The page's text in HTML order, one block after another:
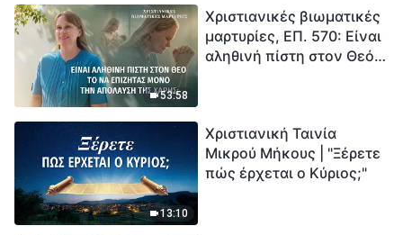
εξαφάνισης». Οι
καταστροφές χτυπούν.
Ξεκινά η αντίστροφη
53:58
Χριστιανικές βιωματικές
μαρτυρίες, ΕΠ. 570: Είναι
αληθινή πίστη στον Θεό
13:10
Χριστιανική Ταινία
Μικρού Μήκους | "Ξέρετε
πώς έρχεται ο Κύριος;"